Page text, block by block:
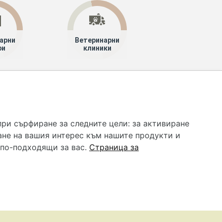
Ветеринарни
клиники
все че се полагат всички усилия за обновяване и
и самолечението могат да бъдат опасни за
помощ!
сърфиране за следните цели: за активиране
на вашия интерес към нашите продукти и
подходящи за вас. Страница за